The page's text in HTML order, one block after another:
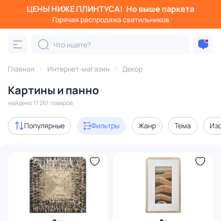
ЦЕНЫ НИЖЕ ПЛИНТУСА! Но выше паркета
Горячая распродажа светильников
Главная Интернет-магазин Декор
Картины и панно
найдено 17 261 товаров
Популярные Фильтры Жанр Тема
Фильтры
Категория: Картины и панно
картины от художников интерьерные картины
Акции 2579
с 3D-моделями 229
Доставка